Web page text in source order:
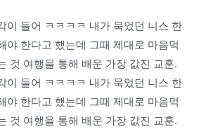
이 들어 ㅋㅋㅋㅋ 내가 묵었던 니스 한
야 한다고 했는데 그때 제대로 마음먹
것 여행을 통해 배운 가장 값진 교훈.
이 들어 ㅋㅋㅋㅋ 내가 묵었던 니스 한
야 한다고 했는데 그때 제대로 마음먹
것 여행을 통해 배운 가장 값진 교훈.